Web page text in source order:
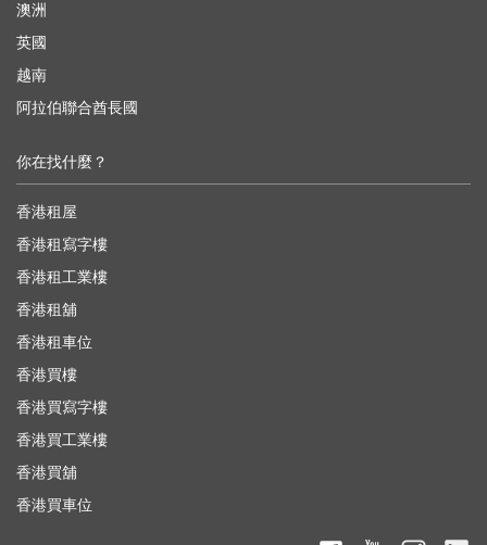
澳洲
英國
越南
阿拉伯聯合酋長國
你在找什麼？
香港租屋
香港租寫字樓
香港租工業樓
香港租舖
香港租車位
香港買樓
香港買寫字樓
香港買工業樓
香港買舖
香港買車位